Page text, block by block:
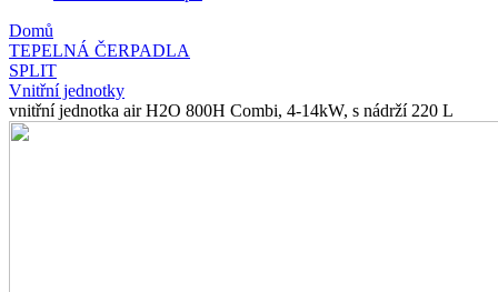
Domů
TEPELNÁ ČERPADLA
SPLIT
Vnitřní jednotky
vnitřní jednotka air H2O 800H Combi, 4-14kW, s nádrží 220 L